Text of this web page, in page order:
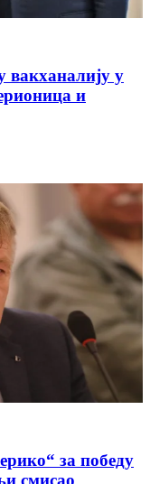
вакханалију у
и
за победу
смисао